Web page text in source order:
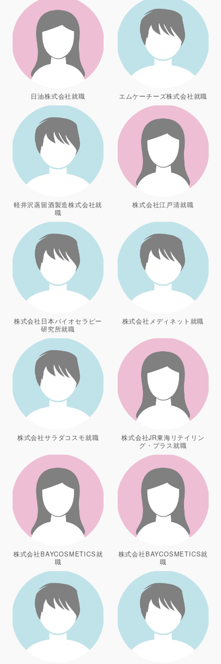
日油株式会社就職 エムケーチーズ株式会社就職
軽井沢蒸留酒製造株式会社就
職
株式会社江戸清就職
株式会社日本バイオセラピー
研究所就職
株式会社メディネット就職
株式会社サラダコスモ就職
株式会社JR東海リテイリン
グ・プラス就職
株式会社BAYCOSMETICS就
職
株式会社BAYCOSMETICS就
職